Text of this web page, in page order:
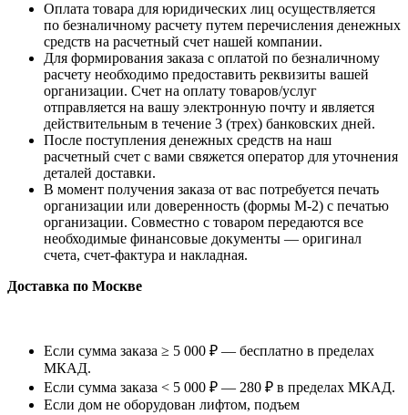
Оплата товара для юридических лиц осуществляется
по безналичному расчету путем перечисления денежных
средств на расчетный счет нашей компании.
Для формирования заказа с оплатой по безналичному
расчету необходимо предоставить реквизиты вашей
организации. Счет на оплату товаров/услуг
отправляется на вашу электронную почту и является
действительным в течение 3 (трех) банковских дней.
После поступления денежных средств на наш
расчетный счет с вами свяжется оператор для уточнения
деталей доставки.
В момент получения заказа от вас потребуется печать
организации или доверенность (формы М-2) с печатью
организации. Совместно с товаром передаются все
необходимые финансовые документы — оригинал
счета, счет-фактура и накладная.
Доставка по Москве
Если сумма заказа ≥ 5 000 ₽ — бесплатно в пределах
МКАД.
Если сумма заказа < 5 000 ₽ — 280 ₽ в пределах МКАД.
Если дом не оборудован лифтом, подъем